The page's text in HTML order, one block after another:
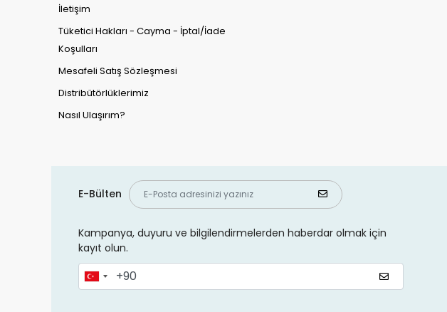
İletişim
Tüketici Hakları - Cayma - İptal/İade
Koşulları
Mesafeli Satış Sözleşmesi
Distribütörlüklerimiz
Nasıl Ulaşırım?
E-Bülten
Kampanya, duyuru ve bilgilendirmelerden haberdar olmak için
kayıt olun.